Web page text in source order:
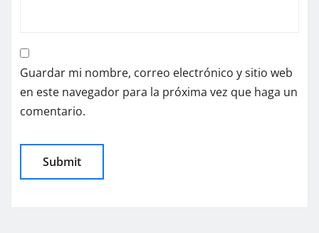
Guardar mi nombre, correo electrónico y sitio web
en este navegador para la próxima vez que haga un
comentario.